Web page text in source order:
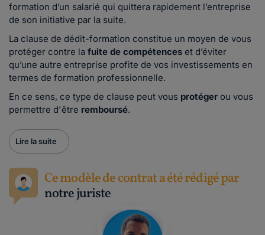
formation d’un salarié qui quittera rapidement l’entreprise
de son initiative par la suite.
La clause de dédit-formation constitue un moyen de vous
protéger contre la fuite de compétences et d’éviter
qu’une autre entreprise profite de vos investissements en
termes de formation professionnelle.
En ce sens, ce type de clause peut vous protéger ou vous
permettre d'être remboursé.
Lire la suite
Ce modèle de contrat a été rédigé par
notre juriste